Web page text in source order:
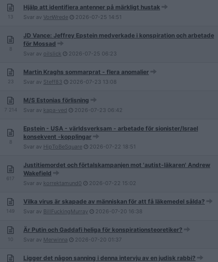
13
Hjälp att identifiera antenner på märkligt hustak
Svar av VonWrede 2026-07-25 14:51
8
JD Vance: Jeffrey Epstein medverkade i konspiration och arbetade
för Mossad
Svar av oilslick 2026-07-25 06:23
23
Martin Kraghs sommarprat - flera anomalier
Svar av Steff83 2026-07-23 13:08
7 214
M/S Estonias förlisning
Svar av kapa-ved 2026-07-23 06:42
8
Epstein - USA - världsverksam - arbetade för sionister/Israel
konsekvent -kopplingar
Svar av HipToBeSquare 2026-07-22 18:51
617
Justitiemordet och förtalskampanjen mot 'autist-läkaren' Andrew
Wakefield
Svar av korrektamund0 2026-07-22 15:02
149
Vilka virus är skapade av människan för att få läkemedel sålda?
Svar av BillFuckingMurray 2026-07-20 16:38
10
Är Putin och Gaddafi heliga för konspirationsteoretiker?
Svar av Merwinna 2026-07-20 01:37
Ligger det någon sanning i denna intervju av en judisk rabbi?